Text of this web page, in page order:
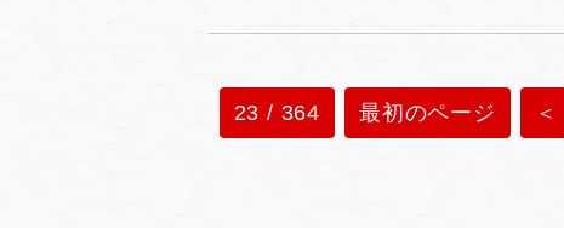
23 / 364 最初のページ ＜